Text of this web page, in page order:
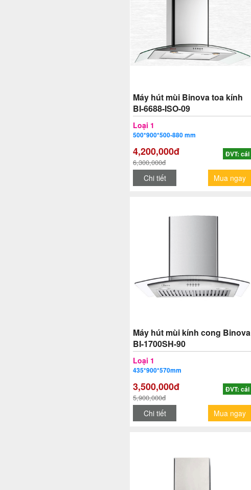
Máy hút mùi Binova toa kính
BI-6688-ISO-09
Loại 1
500*900*500-880 mm
4,200,000đ
6,300,000đ
ĐVT: cái
Chi tiết Mua ngay
Máy hút mùi kính cong Binova
BI-1700SH-90
Loại 1
435*900*570mm
3,500,000đ
5,900,000đ
ĐVT: cái
Chi tiết Mua ngay